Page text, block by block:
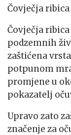
Čovječja
Čovječja
podzemnih
zaštićena
potpunom
promjene u
pokazatelj
Upravo zato
značenje za